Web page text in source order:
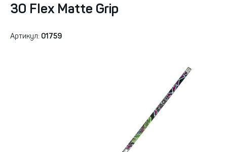
30 Flex Matte Grip
Артикул: 01759